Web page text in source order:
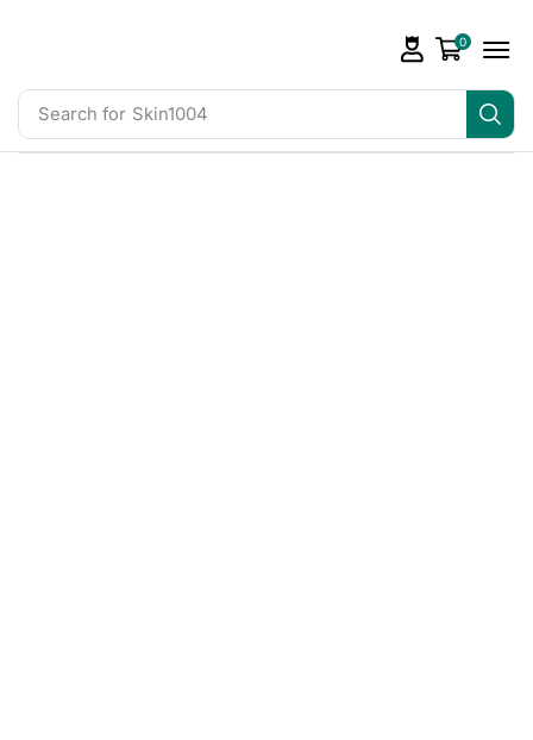
Search for Skin1004
0